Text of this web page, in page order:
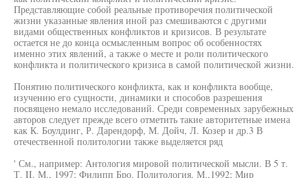
Представляющие собой реальные противоречия политической
жизни указанные явления иной раз смешиваются с другими
видами общественных конфликтов и кризисов. В результате
остается не до конца осмысленным вопрос об особенностях
именно этих явлений, а также о месте и роли политического
конфликта и политического кризиса в самой политической жизни.
Понятию политического конфликта, как и конфликта вообще,
изучению его сущности, динамики и способов разрешения
посвящено немало исследований. Среди современных зарубежных
авторов следует прежде всего отметить такие авторитетные имена
как К. Боулдинг, Р. Дарендорф, М. Дойч, Л. Козер и др.3 В
отечественной политологии также выделяется ряд
' См., например: Антология мировой политической мысли. В 5 т.
Т. II. М., 1997; Филипп Бро. Политология. М.,1992; Мир